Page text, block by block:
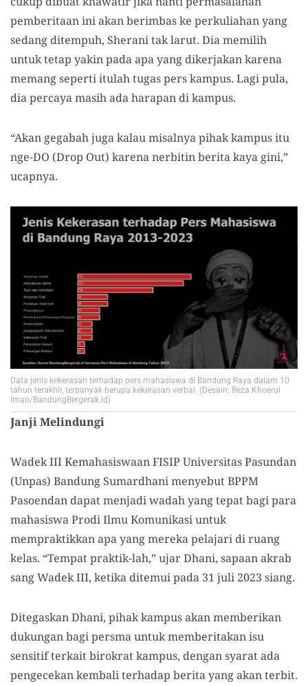
pemberitaan ini akan berimbas ke perkuliahan yang
sedang ditempuh, Sherani tak larut. Dia memilih
untuk tetap yakin pada apa yang dikerjakan karena
memang seperti itulah tugas pers kampus. Lagi pula,
dia percaya masih ada harapan di kampus.
“Akan gegabah juga kalau misalnya pihak kampus itu
nge-DO (Drop Out) karena nerbitin berita kaya gini,”
ucapnya.
Data jenis kekerasan terhadap pers mahasiswa di Bandung Raya dalam 10
tahun terakhir, terbanyak berupa kekerasan verbal. (Desain: Reza Khoerul
Iman/BandungBergerak.id)
Janji Melindungi
Wadek III Kemahasiswaan FISIP Universitas Pasundan
(Unpas) Bandung Sumardhani menyebut BPPM
Pasoendan dapat menjadi wadah yang tepat bagi para
mahasiswa Prodi Ilmu Komunikasi untuk
mempraktikkan apa yang mereka pelajari di ruang
kelas. “Tempat praktik-lah,” ujar Dhani, sapaan akrab
sang Wadek III, ketika ditemui pada 31 juli 2023 siang.
Ditegaskan Dhani, pihak kampus akan memberikan
dukungan bagi persma untuk memberitakan isu
sensitif terkait birokrat kampus, dengan syarat ada
pengecekan kembali terhadap berita yang akan terbit.